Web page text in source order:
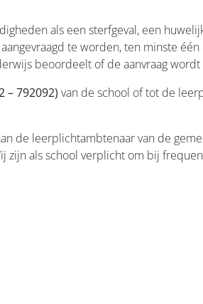
als een sterfgeval, een
te worden, ten minste één
beoordeelt of de aanvraag
– 792092) van de school of tot de
de leerplichtambtenaar van de
zijn als school verplicht om bij